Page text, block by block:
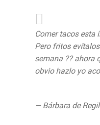
Comer tacos esta
Pero fritos
semana ?? ahora
obvio hazlo yo
— Bárbara de